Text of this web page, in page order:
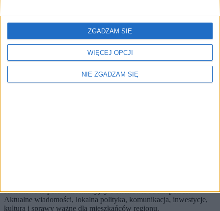
WIĘCEJ OPCJI
NIE ZGADZAM SIĘ
ZGADZAM SIĘ
TOP 5
Wiemy, jak zmienią się linie tramwajowe po otwarciu Trasy
KRKnews to portal informacyjny o Krakowie i Małopolsce.
Aktualne wiadomości, lokalna polityka, komunikacja, inwestycje,
kultura i sprawy ważne dla mieszkańców regionu.